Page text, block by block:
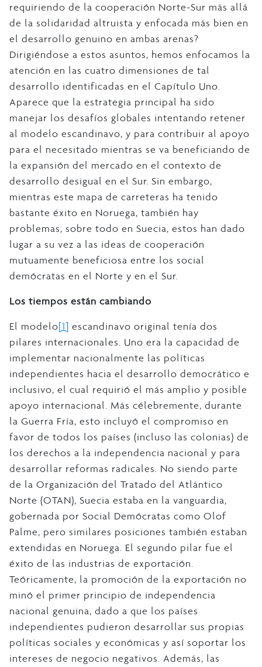
requiriendo de la cooperación Norte-Sur más allá
de la solidaridad altruista y enfocada más bien en
el desarrollo genuino en ambas arenas?
Dirigiéndose a estos asuntos, hemos enfocamos la
atención en las cuatro dimensiones de tal
desarrollo identificadas en el Capítulo Uno.
Aparece que la estrategia principal ha sido
manejar los desafíos globales intentando retener
al modelo escandinavo, y para contribuir al apoyo
para el necesitado mientras se va beneficiando de
la expansión del mercado en el contexto de
desarrollo desigual en el Sur. Sin embargo,
mientras este mapa de carreteras ha tenido
bastante éxito en Noruega, también hay
problemas, sobre todo en Suecia, estos han dado
lugar a su vez a las ideas de cooperación
mutuamente beneficiosa entre los social
demócratas en el Norte y en el Sur.
Los tiempos están cambiando
El modelo[1] escandinavo original tenía dos
pilares internacionales. Uno era la capacidad de
implementar nacionalmente las políticas
independientes hacia el desarrollo democrático e
inclusivo, el cual requirió el más amplio y posible
apoyo internacional. Más célebremente, durante
la Guerra Fría, esto incluyó el compromiso en
favor de todos los países (incluso las colonias) de
los derechos a la independencia nacional y para
desarrollar reformas radicales. No siendo parte
de la Organización del Tratado del Atlántico
Norte (OTAN), Suecia estaba en la vanguardia,
gobernada por Social Demócratas como Olof
Palme, pero similares posiciones también estaban
extendidas en Noruega. El segundo pilar fue el
éxito de las industrias de exportación.
Teóricamente, la promoción de la exportación no
minó el primer principio de independencia
nacional genuina, dado a que los países
independientes pudieron desarrollar sus propias
políticas sociales y económicas y así soportar los
intereses de negocio negativos. Además, las